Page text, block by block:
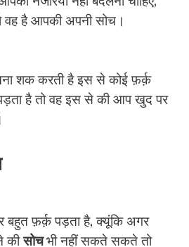
वह है आपकी अपनी सोच।
शक करती है इस से कोई फ़र्क़
है तो वह इस से की आप खुद पर
बहुत फ़र्क़ पड़ता है, क्यूंकि अगर
कीसोचभी नहीं सकते सकते तो